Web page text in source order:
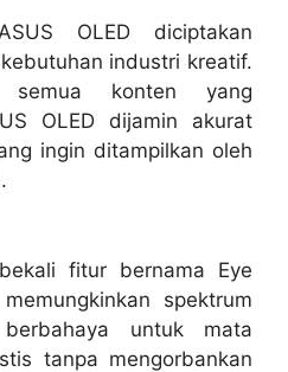
OLED diciptakan
industri kreatif.
semua konten yang
OLED dijamin akurat
ingin ditampilkan oleh
fitur bernama Eye
spektrum
untuk mata
tanpa mengorbankan